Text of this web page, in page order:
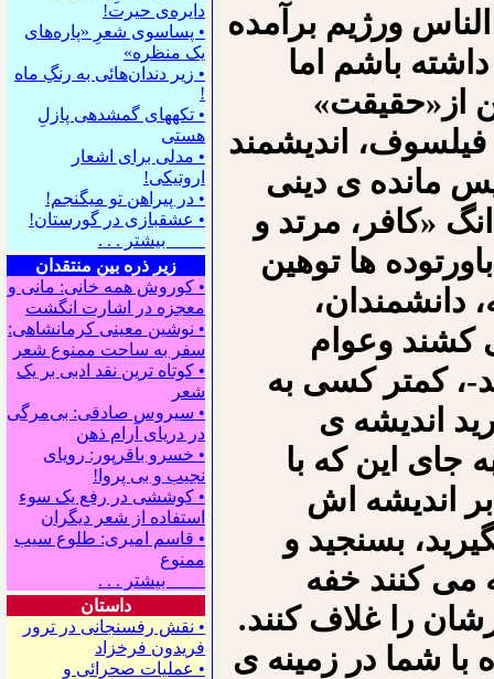
دایره‌ی حیرت!
• پساسوی شعرِ «پاره‌های
یک منظره»
• زیر دندان‌هائی به رنگِ ماه
!
• تکه⁪های گمشده⁪ی پازلِ
هستی
• مدلی برای اشعار
اروتیکی!
• در پیراهن تو می⁪گنجم!
• عشقبازی در گورستان!
بیشتر . . .
زیر ذره بین منتقدان
• کوروش همه خانی: مانی و
معجزه در اشارت انگشت
• نوشین معینی کرمانشاهی:
سفر به ساحت ممنوع شعر
• کوتاه ترین نقد ادبی بر یک
شعر
• سیروس صادقی: بی‌مرگی
در دریای آرام ذهن
• خسرو باقرپور: ﺭوﻳﺎﻯ
ﻧﺠﻴﺐ ﻭ ﺑﻰ ﭘﺮﻭﺍ!
• کوششی در رفع یک سوء
استفاده از شعر دیگران
• قاسم امیری: طلوع سیب
ممنوع
بیشتر . . .
داستان
• نقش رفسنجانی در ترور
فریدون فرخزاد
• عملیات صحرائی و
ورژیم برآمده
باشم اما
از«حقیقت»
فیلسوف، اندیشمند
مانده ی دینی
«کافر، مرتد و
ها توهین
دانشمندان،
کشند وعوام
، کمتر کسی به
اندیشه ی
جای این که با
اندیشه اش
بسنجید و
می کنند خفه
را غلاف کنند.
با شما در زمینه ی